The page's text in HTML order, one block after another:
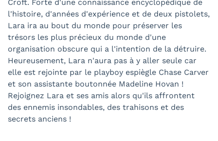
Croft. Forte d'une connaissance encyclopédique de
l'histoire, d'années d'expérience et de deux pistolets,
Lara ira au bout du monde pour préserver les
trésors les plus précieux du monde d'une
organisation obscure qui a l'intention de la détruire.
Heureusement, Lara n'aura pas à y aller seule car
elle est rejointe par le playboy espiègle Chase Carver
et son assistante boutonnée Madeline Hovan !
Rejoignez Lara et ses amis alors qu'ils affrontent
des ennemis insondables, des trahisons et des
secrets anciens !